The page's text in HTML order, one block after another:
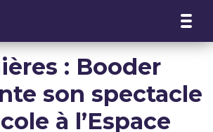
: Booder
son spectacle
à l’Espace
des cookies